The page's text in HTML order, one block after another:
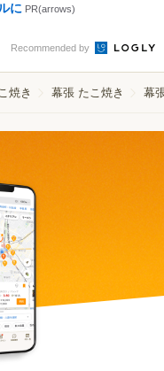
に PR(arrows)
Recommended by
焼き 幕張 たこ焼き 幕